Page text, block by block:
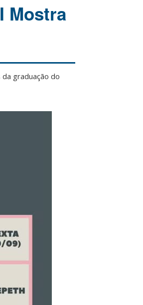
Mostra
graduação do